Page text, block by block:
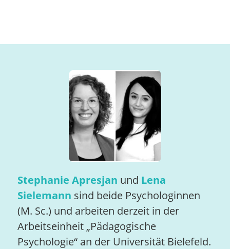
Stephanie Apresjan und Lena
Sielemann sind beide Psychologinnen
(M. Sc.) und arbeiten derzeit in der
Arbeitseinheit „Pädagogische
Psychologie“ an der Universität Bielefeld.